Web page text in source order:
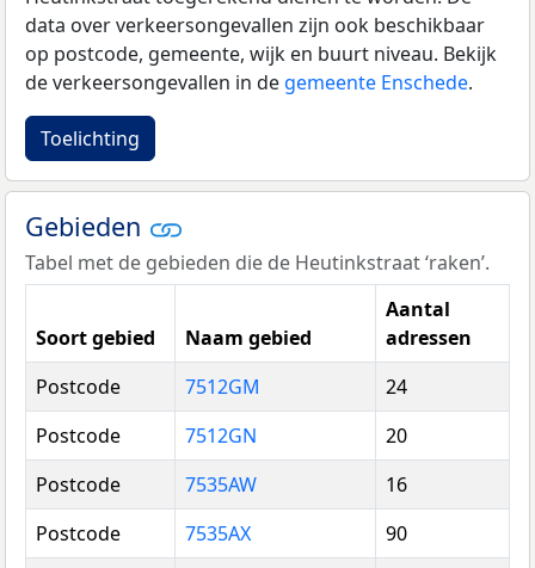
data over verkeersongevallen zijn ook beschikbaar
op postcode, gemeente, wijk en buurt niveau. Bekijk
de verkeersongevallen in de gemeente Enschede.
Toelichting
Gebieden
Tabel met de gebieden die de Heutinkstraat ‘raken’.
Soort gebied Naam gebied
Aantal
adressen
Postcode
7512GM
24
Postcode
7512GN
20
Postcode
7535AW
16
Postcode
7535AX
90